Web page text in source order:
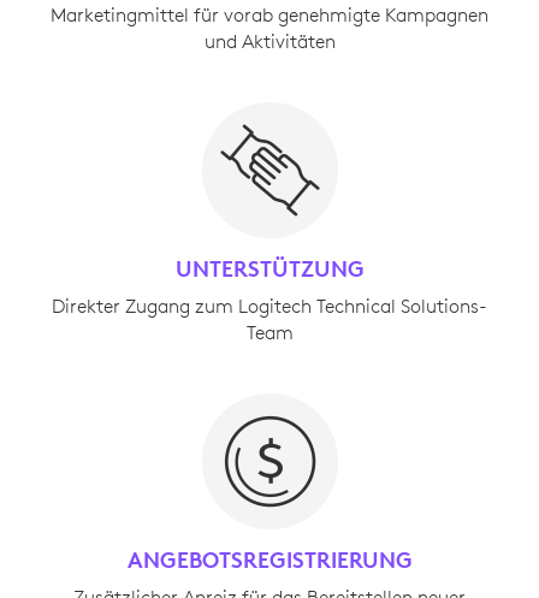
Marketingmittel für vorab genehmigte Kampagnen
und Aktivitäten
UNTERSTÜTZUNG
Direkter Zugang zum Logitech Technical Solutions-
Team
ANGEBOTSREGISTRIERUNG